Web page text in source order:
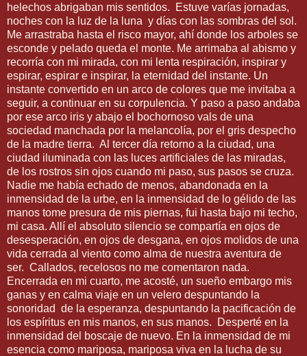
helechos abrigaban mis sentidos.
Estuve varías jornadas,
noches con la luz de la luna y días con las sombras del sol.
Me arrastraba hasta el risco mayor, ahí donde los arboles se
esconde y pelado queda el monte. Me arrimaba al abismo y
recorría con mi mirada, con mi lenta respiración, inspirar y
espirar, espirar e inspirar, la eternidad del instante. Un
instante convertido en un arco de colores que me invitaba a
seguir, a continuar en su corpulencia. Y paso a paso andaba
por ese arco iris y abajo el bochornoso vals de una
sociedad manchada por la melancolía, por el gris despecho
de la madre tierra. Al tercer día retorno a la ciudad, una
ciudad iluminada con las luces artificiales de las miradas,
de los rostros sin ojos cuando mi paso, sus pasos se cruza.
Nadie me había echado de menos, abandonada en la
inmensidad de la urbe, en la inmensidad de lo gélido de las
manos tome presura de mis piernas, fui hasta bajo mi techo,
mi casa. Allí el absoluto silencio se compartía en ojos de
desesperación, en ojos de desgana, en ojos molidos de una
vida cerrada al viento como alma de nuestra aventura de
ser. Callados, recelosos no me comentaron nada.
Encerrada en mi cuarto, me acosté, un sueño embargo mis
ganas y en calma viaje en un velero despuntando la
sonoridad de la esperanza, despuntando la pacificación de
los espíritus en mis manos, en sus manos.
Desperté en la
inmensidad del boscaje de nuevo. En la inmensidad de mi
esencia como mariposa, mariposa viva en la lucha de su